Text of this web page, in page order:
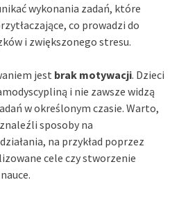
wykonania zadań, które
co prowadzi do
i zwiększonego stresu.
jest brak motywacji. Dzieci
i nie zawsze widzą
w określonym czasie. Warto,
sposoby na
na przykład poprzez
cele czy stworzenie